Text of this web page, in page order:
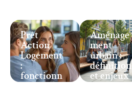
Prêt
Action
Logement
:
fonctionn
Aménage
ment
urbain :
définition
et enjeux